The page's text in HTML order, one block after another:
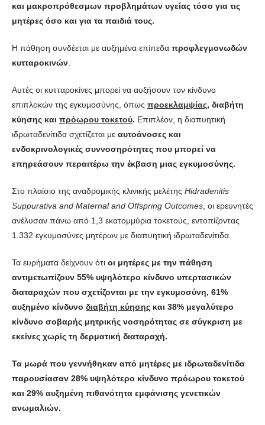
και μακροπρόθεσμων προβλημάτων υγείας τόσο για τις
μητέρες όσο και για τα παιδιά τους.
Η πάθηση συνδέεται με αυξημένα επίπεδα προφλεγμονωδών
κυτταροκινών
Αυτές οι κυτταροκίνες μπορεί να αυξήσουν τον κίνδυνο
επιπλοκών της εγκυμοσύνης, όπως προεκλαμψίας, διαβήτη
κύησης και πρόωρου τοκετού. Επιπλέον, η διαπυητική
ιδρωταδενίτιδα σχετίζεται με αυτοάνοσες και
ενδοκρινολογικές συννοσηρότητες που μπορεί να
επηρεάσουν περαιτέρω την έκβαση μιας εγκυμοσύνης.
Στο πλαίσιο της αναδρομικής κλινικής μελέτης Hidradenitis
Suppurativa and Maternal and Offspring Outcomes , οι ερευνητές
ανέλυσαν πάνω από 1,3 εκατομμύρια τοκετούς, εντοπίζοντας
1.332 εγκυμοσύνες μητέρων με διαπυητική ιδρωταδενίτιδα.
Τα ευρήματα δείχνουν ότι οι μητέρες με την πάθηση
αντιμετωπίζουν 55% υψηλότερο κίνδυνο υπερτασικών
διαταραχών που σχετίζονται με την εγκυμοσύνη, 61%
αυξημένο κίνδυνο διαβήτη κύησης και 38% μεγαλύτερο
κίνδυνο σοβαρής μητρικής νοσηρότητας σε σύγκριση με
εκείνες χωρίς τη δερματική διαταραχή.
Τα μωρά που γεννήθηκαν από μητέρες με ιδρωταδενίτιδα
παρουσίασαν 28% υψηλότερο κίνδυνο πρόωρου τοκετού
και 29% αυξημένη πιθανότητα εμφάνισης γενετικών
ανωμαλιών.